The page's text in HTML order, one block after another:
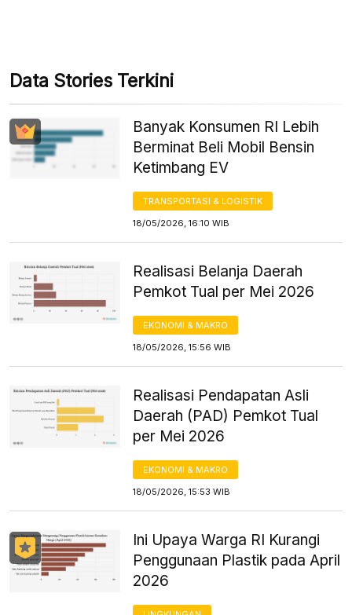
Data Stories Terkini
Banyak Konsumen RI Lebih
Berminat Beli Mobil Bensin
Ketimbang EV
TRANSPORTASI & LOGISTIK
18/05/2026, 16:10 WIB
Realisasi Belanja Daerah
Pemkot Tual per Mei 2026
EKONOMI & MAKRO
18/05/2026, 15:56 WIB
Realisasi Pendapatan Asli
Daerah (PAD) Pemkot Tual
per Mei 2026
EKONOMI & MAKRO
18/05/2026, 15:53 WIB
Ini Upaya Warga RI Kurangi
Penggunaan Plastik pada April
2026